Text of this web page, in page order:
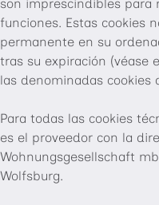
son imprescindibles para
funciones. Estas cookies
permanente en su
tras su expiración (véase
las denominadas cookies
Para todas las cookies
es el proveedor con la
Wohnungsgesellschaft
Wolfsburg.